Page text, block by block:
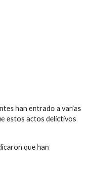
han entrado a varias
estos actos delictivos
que han